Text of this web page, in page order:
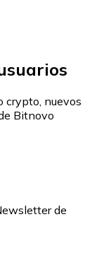
crypto, nuevos
Bitnovo
de